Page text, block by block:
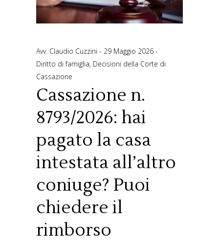
Avv. Claudio Cuzzini
29 Maggio 2026
Diritto di famiglia, Decisioni della Corte di
Cassazione
Cassazione n.
8793/2026: hai
pagato la casa
intestata all’altro
coniuge? Puoi
chiedere il
rimborso